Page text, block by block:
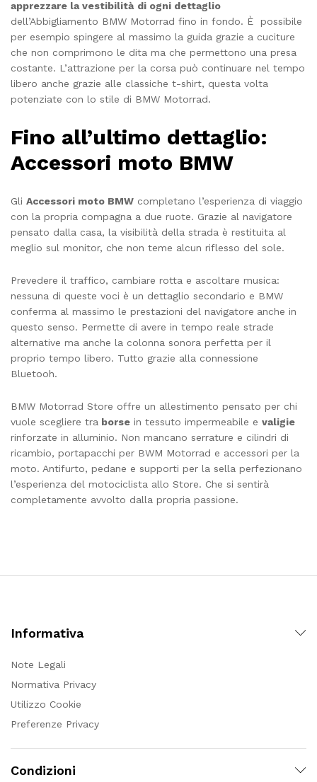
apprezzare la vestibilità di ogni dettaglio
dell’Abbigliamento BMW Motorrad fino in fondo. È
possibile
per esempio spingere al massimo la guida grazie a cuciture
che non comprimono le dita ma che permettono una presa
costante. L’attrazione per la corsa può continuare nel tempo
libero anche grazie alle classiche t-shirt, questa volta
potenziate con lo stile di BMW Motorrad.
Fino all’ultimo dettaglio:
Accessori moto BMW
Gli Accessori moto BMW completano l’esperienza di viaggio
con la propria compagna a due ruote. Grazie al navigatore
pensato dalla casa, la visibilità della strada è restituita al
meglio sul monitor, che non teme alcun riflesso del sole.
Prevedere il traffico, cambiare rotta e ascoltare musica:
nessuna di queste voci è un dettaglio secondario e BMW
conferma al massimo le prestazioni del navigatore anche in
questo senso. Permette di avere in tempo reale strade
alternative ma anche la colonna sonora perfetta per il
proprio tempo libero. Tutto grazie alla connessione
Bluetooh.
BMW Motorrad Store offre un allestimento pensato per chi
vuole scegliere tra borse in tessuto impermeabile e valigie
rinforzate in alluminio. Non mancano serrature e cilindri di
ricambio, portapacchi per BWM Motorrad e accessori per la
moto. Antifurto, pedane e supporti per la sella perfezionano
l’esperienza del motociclista allo Store. Che si sentirà
completamente avvolto dalla propria passione.
Informativa
Note Legali
Normativa Privacy
Utilizzo Cookie
Preferenze Privacy
Condizioni